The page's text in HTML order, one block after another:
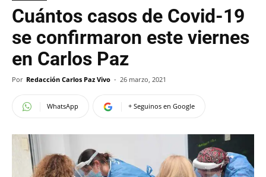
Cuántos casos de Covid-19
se confirmaron este viernes
en Carlos Paz
Por Redacción Carlos Paz Vivo - 26 marzo, 2021
WhatsApp + Seguinos en Google